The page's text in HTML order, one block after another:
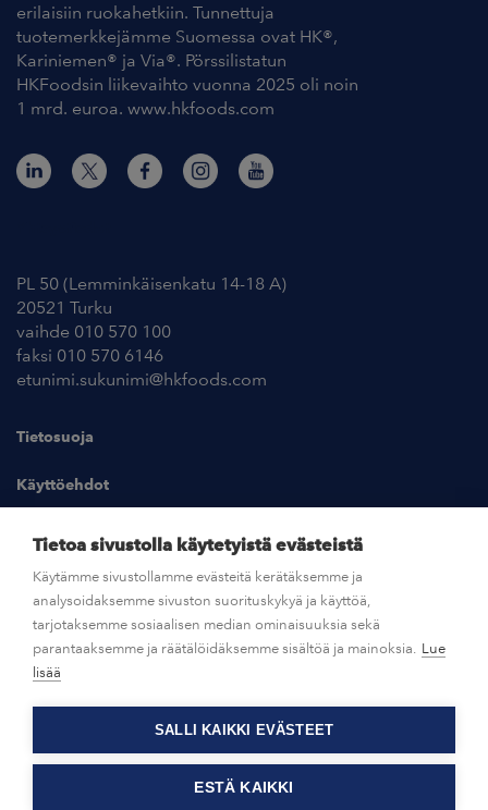
erilaisiin ruokahetkiin. Tunnettuja
tuotemerkkejämme Suomessa ovat HK®,
Kariniemen® ja Via®. Pörssilistatun
HKFoodsin liikevaihto vuonna 2025 oli noin
1 mrd. euroa. www.hkfoods.com
PL 50 (Lemminkäisenkatu 14-18 A)
20521 Turku
vaihde 010 570 100
faksi 010 570 6146
etunimi.sukunimi@hkfoods.com
Tietosuoja
Käyttöehdot
Kuvapankki
UUTISHUONE
OTA YHTEYTTÄ
Tietoa sivustolla käytetyistä evästeistä
Käytämme sivustollamme evästeitä kerätäksemme ja
analysoidaksemme sivuston suorituskykyä ja käyttöä,
tarjotaksemme sosiaalisen median ominaisuuksia sekä
parantaaksemme ja räätälöidäksemme sisältöä ja mainoksia. Lue
lisää
SALLI KAIKKI EVÄSTEET
ESTÄ KAIKKI